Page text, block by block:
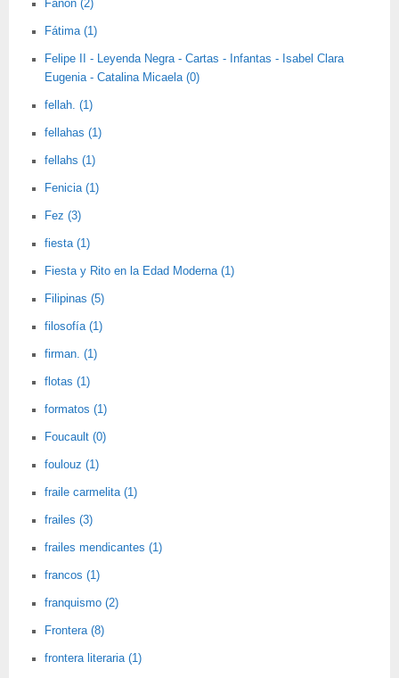
Fanon (2)
Fátima (1)
Felipe II - Leyenda Negra - Cartas - Infantas - Isabel Clara
Eugenia - Catalina Micaela (0)
fellah. (1)
fellahas (1)
fellahs (1)
Fenicia (1)
Fez (3)
fiesta (1)
Fiesta y Rito en la Edad Moderna (1)
Filipinas (5)
filosofía (1)
firman. (1)
flotas (1)
formatos (1)
Foucault (0)
foulouz (1)
fraile carmelita (1)
frailes (3)
frailes mendicantes (1)
francos (1)
franquismo (2)
Frontera (8)
frontera literaria (1)